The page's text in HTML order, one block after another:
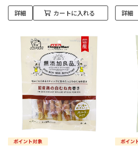
詳細 カートに入れる 詳細